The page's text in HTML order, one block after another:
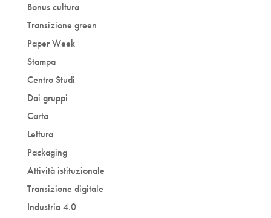
Bonus cultura
Transizione green
Paper Week
Stampa
Centro Studi
Dai gruppi
Carta
Lettura
Packaging
Attività istituzionale
Transizione digitale
Industria 4.0